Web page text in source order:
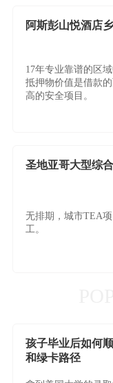
阿斯彭山悦酒店
17年专业靠谱的区
抵押物价值是借款
高的安全项目。
圣地亚哥大型综
无排期，城市TEA
工。
孩子毕业后如何
和绿卡路径